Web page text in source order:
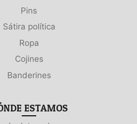
Pins
Sátira política
Ropa
Cojines
Banderines
ESTAMOS